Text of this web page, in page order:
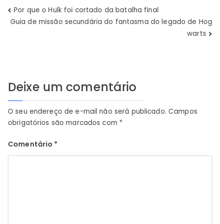
Navegação
Por que o Hulk foi cortado da batalha final
Guia de missão secundária do fantasma do legado de Hog
warts
Deixe um comentário
O seu endereço de e-mail não será publicado. Campos
obrigatórios são marcados com *
Comentário *